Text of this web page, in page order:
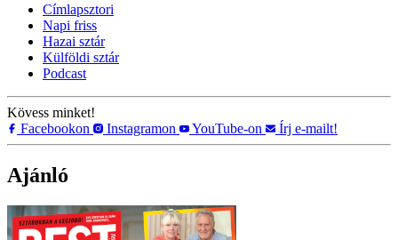
Címlapsztori
Napi friss
Hazai sztár
Külföldi sztár
Podcast
Kövess minket!
Facebookon
Instagramon YouTube-on Írj e-mailt!
Ajánló